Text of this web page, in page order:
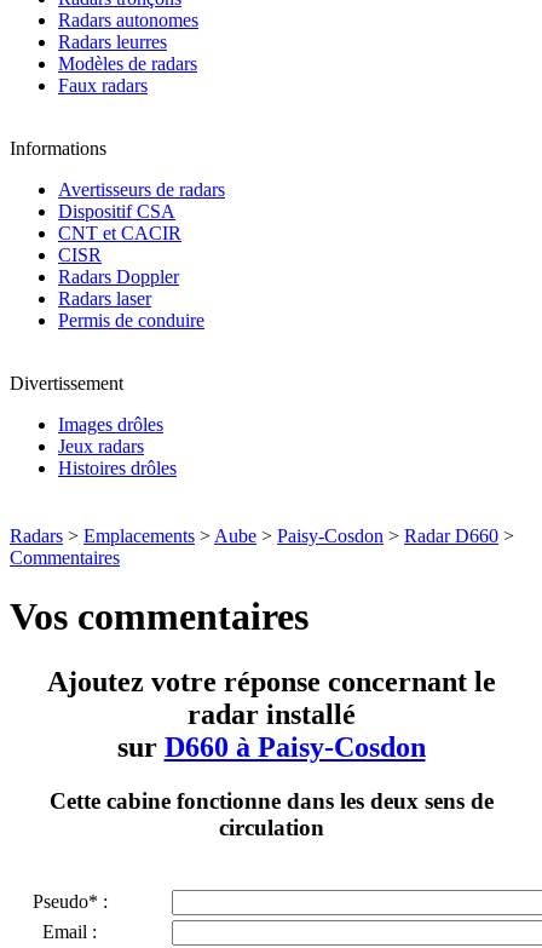
Radars autonomes
Radars leurres
Modèles de radars
Faux radars
Informations
Avertisseurs de radars
Dispositif CSA
CNT et CACIR
CISR
Radars Doppler
Radars laser
Permis de conduire
Divertissement
Images drôles
Jeux radars
Histoires drôles
Radars > Emplacements > Aube > Paisy-Cosdon > Radar D660 >
Commentaires
Vos commentaires
Ajoutez votre réponse concernant le
radar installé
sur D660 à Paisy-Cosdon
Cette cabine fonctionne dans les deux sens de
circulation
Pseudo* :
Email :